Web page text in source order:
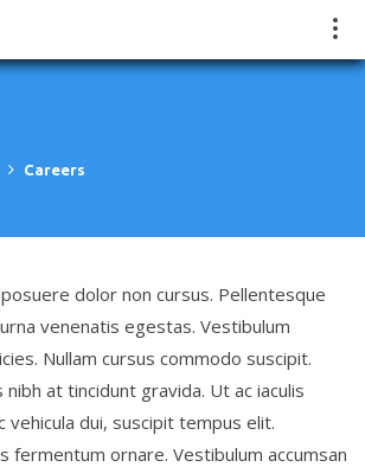
Careers
dolor non cursus. Pellentesque
venenatis egestas. Vestibulum
Nullam cursus commodo suscipit.
nibh at tincidunt gravida. Ut ac iaculis
vehicula dui, suscipit tempus elit.
fermentum ornare. Vestibulum accumsan